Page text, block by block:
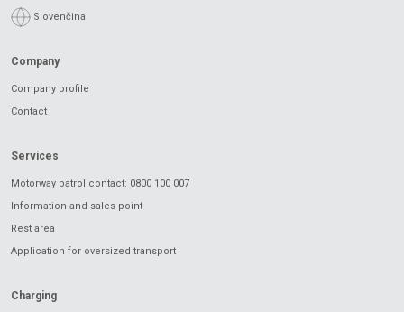
Slovenčina
Company
Company profile
Contact
Services
Motorway patrol contact: 0800 100 007
Information and sales point
Rest area
Application for oversized transport
Charging